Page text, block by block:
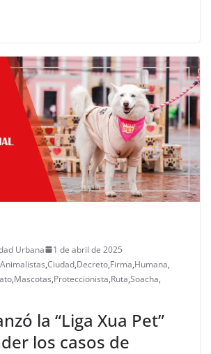
Urbana
1 de abril de 2025
Animalistas,Ciudad,Decreto,Firma,Humana,
,Mascotas,Proteccionista,Ruta,Soacha,
la “Liga Xua Pet”
los casos de